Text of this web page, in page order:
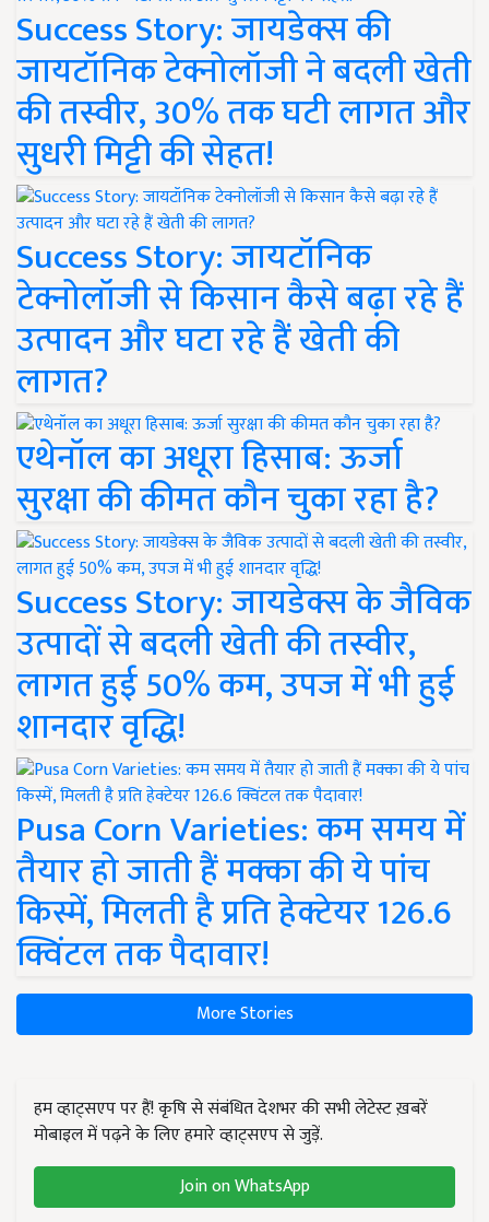
Success Story: जायडेक्स की
जायटॉनिक टेक्नोलॉजी ने बदली खेती
की तस्वीर, 30% तक घटी लागत और
सुधरी मिट्टी की सेहत!
Success Story: जायटॉनिक
टेक्नोलॉजी से किसान कैसे बढ़ा रहे हैं
उत्पादन और घटा रहे हैं खेती की
लागत?
एथेनॉल का अधूरा हिसाब: ऊर्जा
सुरक्षा की कीमत कौन चुका रहा है?
Success Story: जायडेक्स के जैविक
उत्पादों से बदली खेती की तस्वीर,
लागत हुई 50% कम, उपज में भी हुई
शानदार वृद्धि!
Pusa Corn Varieties: कम समय में
तैयार हो जाती हैं मक्का की ये पांच
किस्में, मिलती है प्रति हेक्टेयर 126.6
क्विंटल तक पैदावार!
More Stories
हम व्हाट्सएप पर हैं! कृषि से संबंधित देशभर की सभी लेटेस्ट ख़बरें
मोबाइल में पढ़ने के लिए हमारे व्हाट्सएप से जुड़ें.
Join on WhatsApp